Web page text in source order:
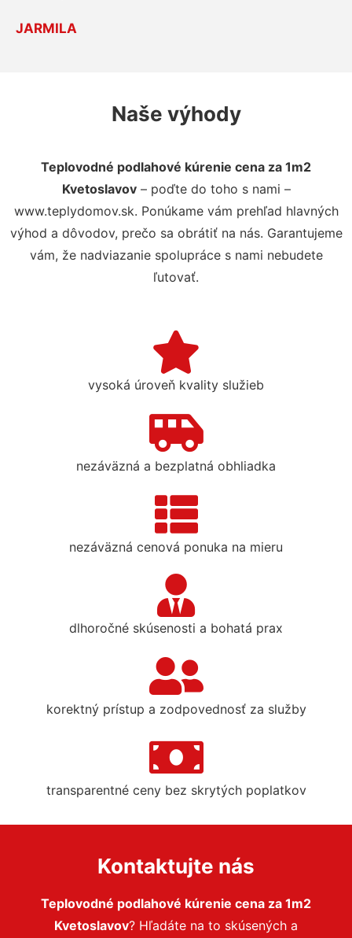
JARMILA
Naše výhody
Teplovodné podlahové kúrenie cena za 1m2
Kvetoslavov– poďte do toho s nami –
www.teplydomov.sk. Ponúkame vám prehľad hlavných
výhod a dôvodov, prečo sa obrátiť na nás. Garantujeme
vám, že nadviazanie spolupráce s nami nebudete
ľutovať.
vysoká úroveň kvality služieb
nezáväzná a bezplatná obhliadka
nezáväzná cenová ponuka na mieru
dlhoročné skúsenosti a bohatá prax
korektný prístup a zodpovednosť za služby
transparentné ceny bez skrytých poplatkov
Kontaktujte nás
Teplovodné podlahové kúrenie cena za 1m2
Kvetoslavov? Hľadáte na to skúsených a